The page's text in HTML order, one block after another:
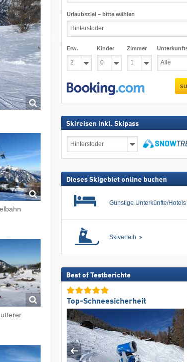
Urlaubsziel – bitte wählen
Erw. Kinder Zimmer
Skireisen inkl. Skipass
inkl.
Dieses Skigebiet online buchen
Günstige Unterkünfte/Hotels
Skiverleih
Best of Testberichte
Top-Schneesicherheit